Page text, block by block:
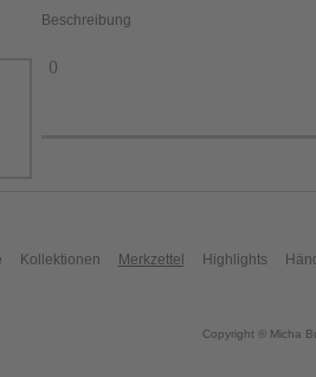
Beschreibung
()
Kollektionen Merkzettel Highlights
Copyright © Micha